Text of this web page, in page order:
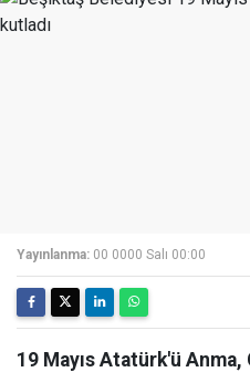
Yayınlanma: 00 0000 Salı 00:00
19 Mayıs Atatürk'ü Anma,